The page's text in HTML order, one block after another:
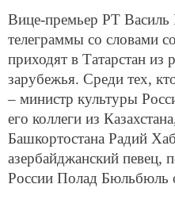
Вице-премьер РТ Василь
телеграммы со словами
приходят в Татарстан из
зарубежья. Среди тех,
– министр культуры
его коллеги из
Башкортостана Радий
азербайджанский певец,
России Полад Бюльбюль